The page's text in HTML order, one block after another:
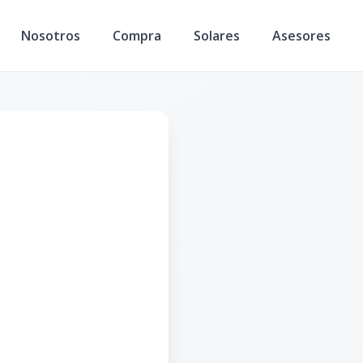
Nosotros Compra Solares Asesores